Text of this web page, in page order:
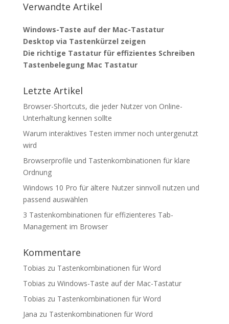
Verwandte Artikel
Windows-Taste auf der Mac-Tastatur
Desktop via Tastenkürzel zeigen
Die richtige Tastatur für effizientes Schreiben
Tastenbelegung Mac Tastatur
Letzte Artikel
Browser-Shortcuts, die jeder Nutzer von Online-
Unterhaltung kennen sollte
Warum interaktives Testen immer noch untergenutzt
wird
Browserprofile und Tastenkombinationen für klare
Ordnung
Windows 10 Pro für ältere Nutzer sinnvoll nutzen und
passend auswählen
3 Tastenkombinationen für effizienteres Tab-
Management im Browser
Kommentare
Tobias zu Tastenkombinationen für Word
Tobias zu Windows-Taste auf der Mac-Tastatur
Tobias zu Tastenkombinationen für Word
Jana zu Tastenkombinationen für Word